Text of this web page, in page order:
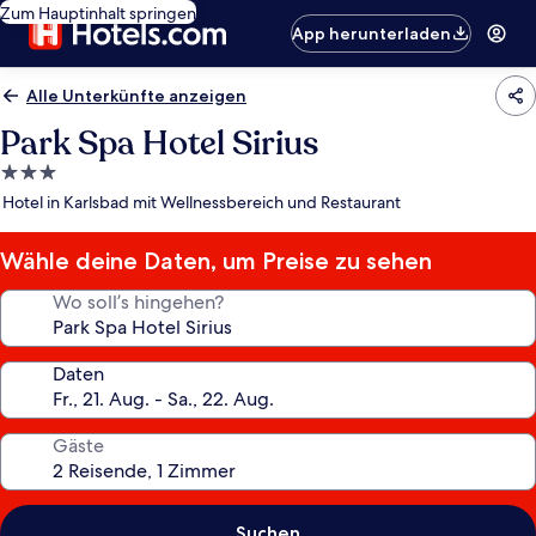
Zum Hauptinhalt springen
App herunterladen
Alle Unterkünfte anzeigen
Park Spa Hotel Sirius
3.0-
Sterne-
Hotel in Karlsbad mit Wellnessbereich und Restaurant
Wähle deine Daten, um Preise zu sehen
Wo soll’s hingehen?
Daten
Gäste